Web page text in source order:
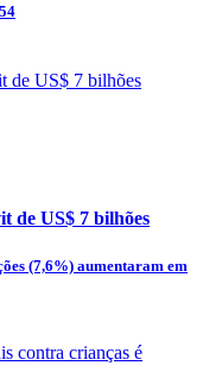
de US$ 7 bilhões
(7,6%) aumentaram em